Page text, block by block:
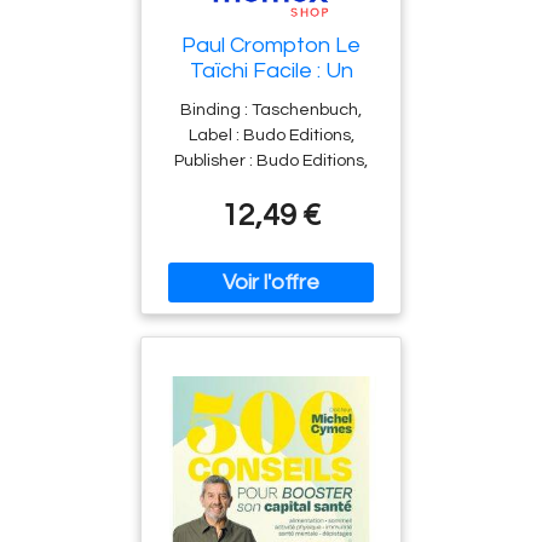
Paul Crompton Le
Taïchi Facile : Un
Acquérir Une Santé
Physique Et Mentale
Par La Maîtrise Des
Mouvements
Essentiels Du Taïchi-
Binding : Taschenbuch,
Label : Budo Editions,
Publisher : Budo Editions,
medium : Taschenbuch,
01, authors : Paul
Crompton, translators :
Serge Mairet, languages :
french, ISBN : 2846170630
12,49 €